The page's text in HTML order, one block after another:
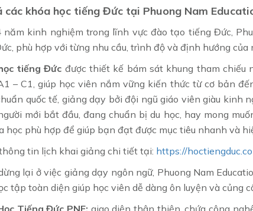
các khóa học tiếng Đức tại Phuong Nam
năm kinh nghiệm trong lĩnh vực đào tạo tiếng Đức,
phù hợp với từng nhu cầu, trình độ và định hướng của
tiếng Đức được thiết kế bám sát khung tham chiếu
– C1, giúp học viên nắm vững kiến thức từ cơ bản
quốc tế, giảng dạy bởi đội ngũ giáo viên giàu kinh
mới bắt đầu, đang chuẩn bị du học, hay mong
học phù hợp để giúp bạn đạt được mục tiêu nhanh và
tin lịch khai giảng chi tiết tại: https://
lại ở việc giảng dạy ngôn ngữ, Phuong Nam
tập toàn diện giúp học viên dễ dàng ôn luyện và củng
Tiếng Đức PNE: giao diện thân thiện, chứa công